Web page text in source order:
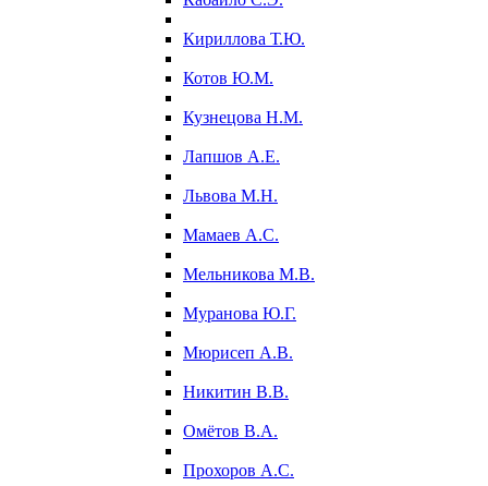
Кириллова Т.Ю.
Котов Ю.М.
Кузнецова Н.М.
Лапшов А.Е.
Львова М.Н.
Мамаев А.С.
Мельникова М.В.
Муранова Ю.Г.
Мюрисеп А.В.
Никитин В.В.
Омётов В.А.
Прохоров А.С.